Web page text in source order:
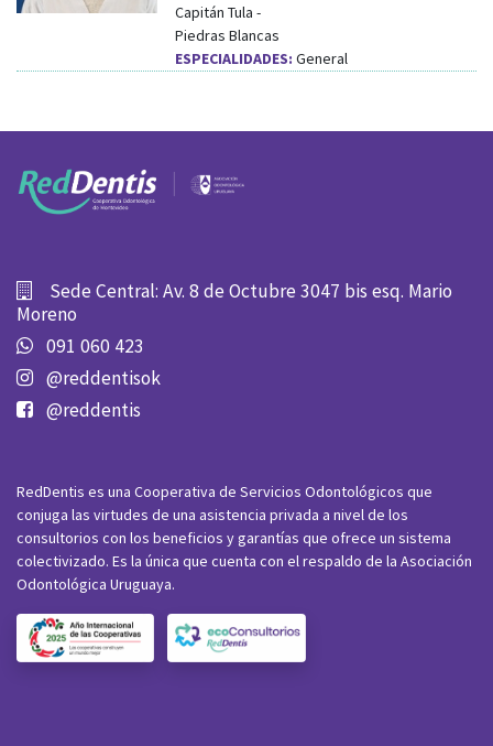
Capitán Tula -
Piedras Blancas
ESPECIALIDADES: General
Sede Central: Av. 8 de Octubre 3047 bis esq. Mario
Moreno
091 060 423
@reddentisok
@reddentis
RedDentis es una Cooperativa de Servicios Odontológicos que
conjuga las virtudes de una asistencia privada a nivel de los
consultorios con los beneficios y garantías que ofrece un sistema
colectivizado. Es la única que cuenta con el respaldo de la Asociación
Odontológica Uruguaya.